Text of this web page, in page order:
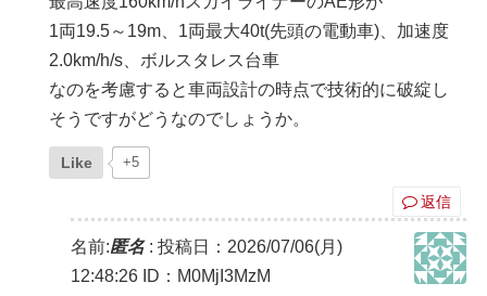
1両19.5～19m、1両最大40t(先頭の電動車)、加速度
2.0km/h/s、ボルスタレス台車
なのを考慮すると車両設計の時点で技術的に破綻し
そうですがどうなのでしょうか。
Like +5
返信
名前:匿名: 投稿日：2026/07/06(月)
12:48:26 ID：M0MjI3MzM